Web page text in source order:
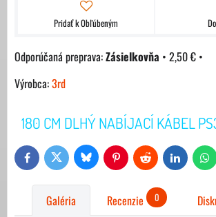
Pridať k Obľúbeným
Zásielkovňa • 2,50 € •
Výrobca:3rd
180 CM DLHÝ NABÍJACÍ KÁBEL
FacebookTwitter Bluesky PinterestReddit LinkedIn
Galéria Recenzie 0